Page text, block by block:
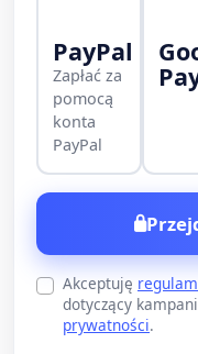
PayPal
Zapłać za
pomocą
konta
PayPal
Akceptuję
dotyczący
prywatności.